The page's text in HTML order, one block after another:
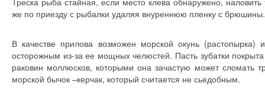
же по приезду с рыбалки удаляя внуреннюю пленку с брюшины.
В качестве прилова возможен морской окунь
осторожным из-за ее мощных челюстей. Пасть зубатки
раковин моллюсков, которыми она зачастую может сломать
морской бычок –керчак, который считается не сьедобным.